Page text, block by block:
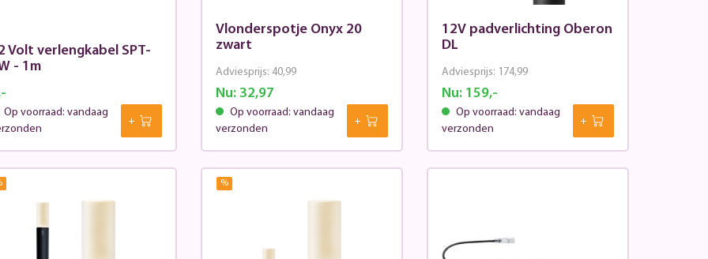
Volt verlengkabel SPT-
- 1m
Op voorraad: vandaag
Vlonderspotje Onyx 20
zwart
Nu:32,97
Adviesprijs: 40,99
Op voorraad: vandaag
verzonden
12V padverlichting Oberon
DL
Nu:159,-
Adviesprijs: 174,99
Op voorraad: vandaag
verzonden
%